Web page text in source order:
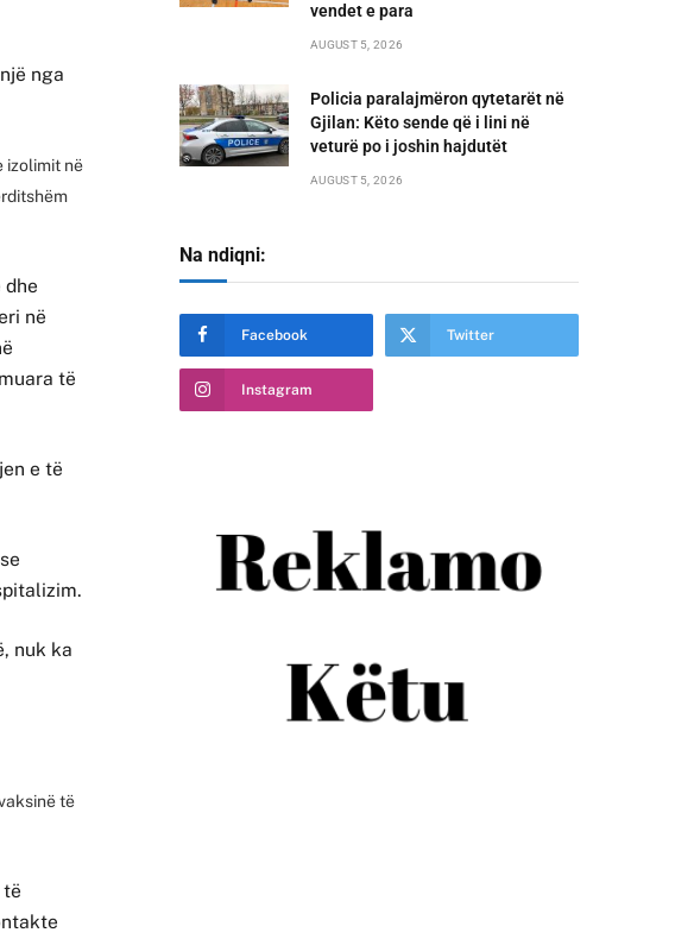
nga
izolimit në
dhe
në
të
e të
nuk ka
të
të
vendet e para
AUGUST 5, 2026
Policia paralajmëron qytetarët në
Gjilan: Këto sende që i lini në
veturë po i joshin hajdutët
AUGUST 5, 2026
Na ndiqni:
Facebook Twitter
Instagram